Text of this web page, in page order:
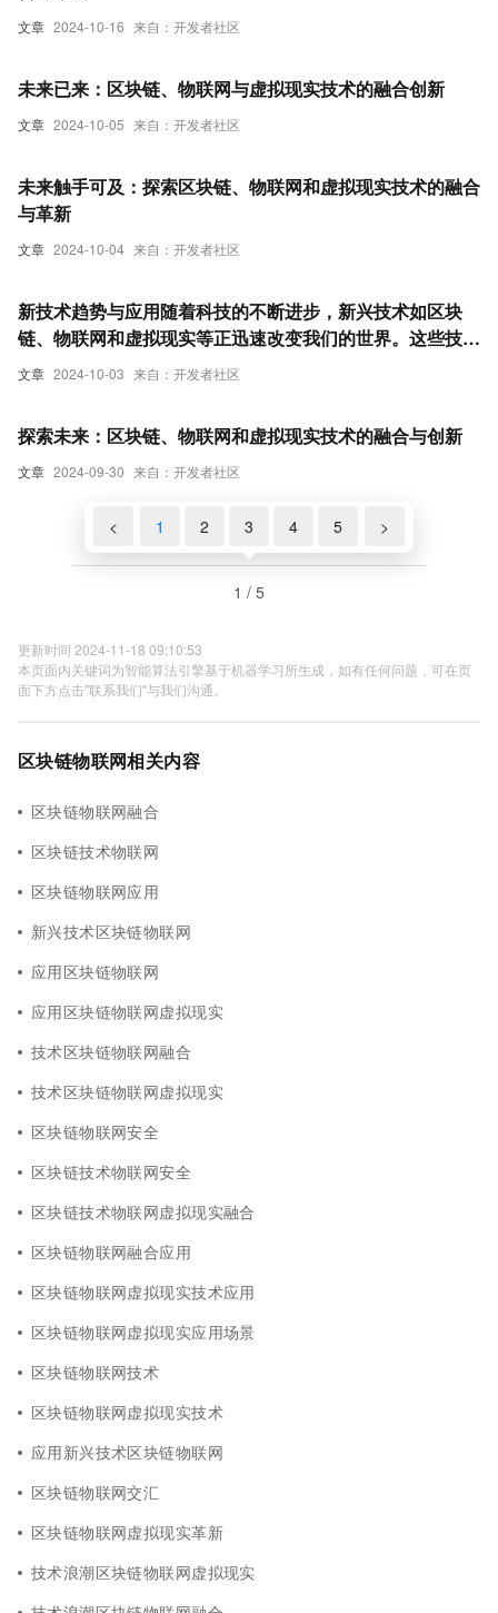
文章 2024-10-16 来自：开发者社区
文章 2024-10-05 来自：开发者社区
未来已来：区块链、物联网与虚拟现实技术的融合创新
文章 2024-10-04 来自：开发者社区
未来触手可及：探索区块链、物联网和虚拟现实技术的融合
与革新
文章 2024-10-03 来自：开发者社区
新技术趋势与应用随着科技的不断进步，新兴技术如区块
链、物联网和虚拟现实等正迅速改变我们的世界。这些技术
不仅在各自领域内展现出强大的潜力，还在相互融合中催生
条理，带领读者了解其内涵和意义。
文章 2024-09-30 来自：开发者社区
探索未来：区块链、物联网和虚拟现实技术的融合与创新
< 1 2 3 4 5 >
1 / 5
更新时间 2024-11-18 09:10:53
本页面内关键词为智能算法引擎基于机器学习所生成，如有任何问题，可在页
面下方点击"联系我们"与我们沟通。
区块链物联网相关内容
区块链物联网融合
区块链技术物联网
区块链物联网应用
新兴技术区块链物联网
应用区块链物联网
应用区块链物联网虚拟现实
技术区块链物联网融合
技术区块链物联网虚拟现实
区块链物联网安全
区块链技术物联网安全
区块链技术物联网虚拟现实融合
区块链物联网融合应用
区块链物联网虚拟现实技术应用
区块链物联网虚拟现实应用场景
区块链物联网技术
区块链物联网虚拟现实技术
应用新兴技术区块链物联网
区块链物联网交汇
区块链物联网虚拟现实革新
技术浪潮区块链物联网虚拟现实